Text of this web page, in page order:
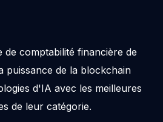
de comptabilité financière de
puissance de la blockchain
d'IA avec les meilleures
de leur catégorie.